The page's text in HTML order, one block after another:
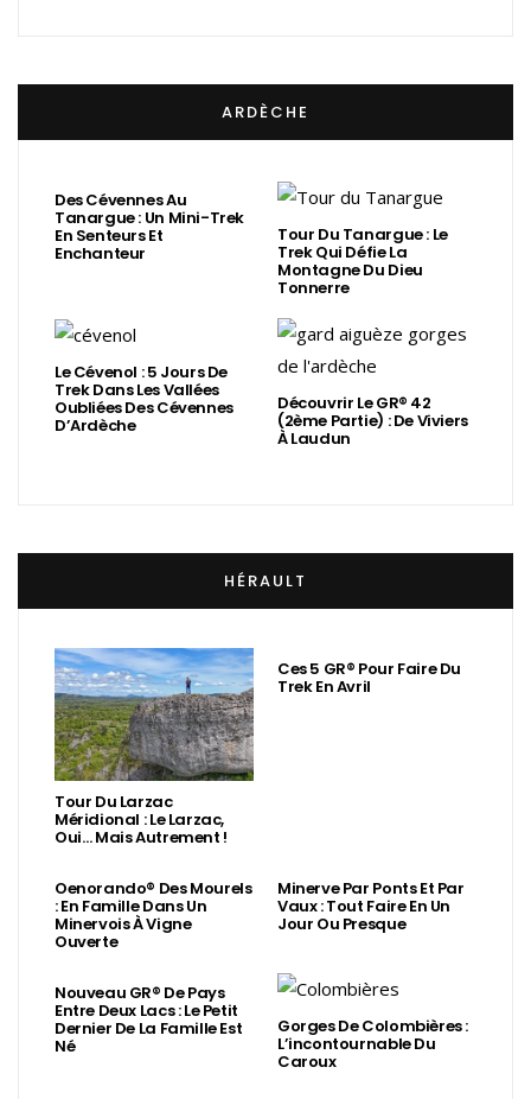
ARDÈCHE
Des Cévennes Au
Tanargue : Un Mini-Trek
En Senteurs Et
Enchanteur
Tour Du Tanargue : Le
Trek Qui Défie La
Montagne Du Dieu
Tonnerre
Le Cévenol : 5 Jours De
Trek Dans Les Vallées
Oubliées Des Cévennes
D’Ardèche
Découvrir Le GR® 42
(2ème Partie) : De Viviers
À Laudun
HÉRAULT
Tour Du Larzac
Méridional : Le Larzac,
Oui… Mais Autrement !
Ces 5 GR® Pour Faire Du
Trek En Avril
Oenorando® Des Mourels
: En Famille Dans Un
Minervois À Vigne
Ouverte
Minerve Par Ponts Et Par
Vaux : Tout Faire En Un
Jour Ou Presque
Nouveau GR® De Pays
Entre Deux Lacs : Le Petit
Dernier De La Famille Est
Né
Gorges De Colombières :
L’incontournable Du
Caroux